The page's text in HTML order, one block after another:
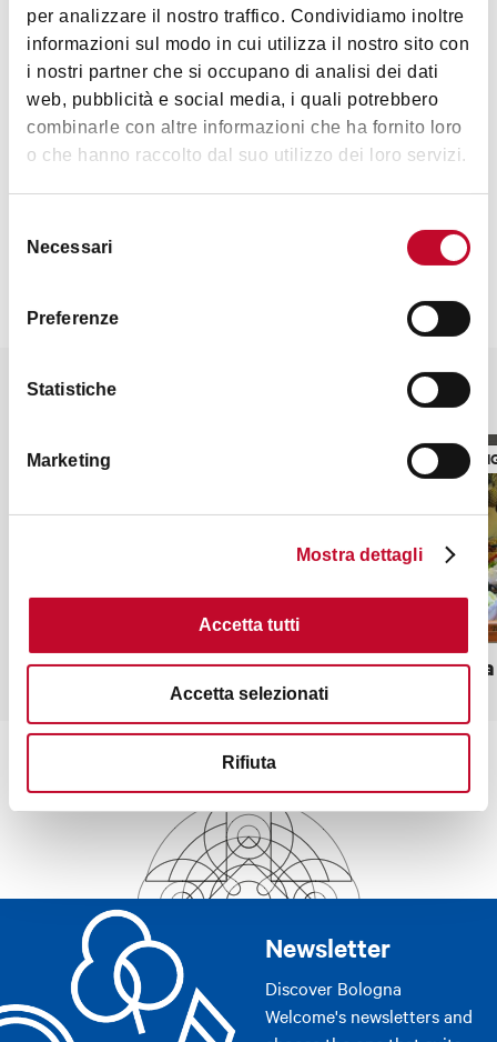
per analizzare il nostro traffico. Condividiamo inoltre
informazioni sul modo in cui utilizza il nostro sito con
i nostri partner che si occupano di analisi dei dati
web, pubblicità e social media, i quali potrebbero
combinarle con altre informazioni che ha fornito loro
o che hanno raccolto dal suo utilizzo dei loro servizi.
delNecessari
Preferenze
Statistiche
Marketing
Mostra dettagli
Accetta tutti
Accetta selezionati
Rifiuta
Contacts
It might also interest you
SHOPPING VENUES
Sancini De Maria
Newsletter
Discover Bologna
Welcome's newsletters and